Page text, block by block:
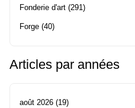
Fonderie d'art (291)
Forge (40)
Articles par années
août 2026 (19)